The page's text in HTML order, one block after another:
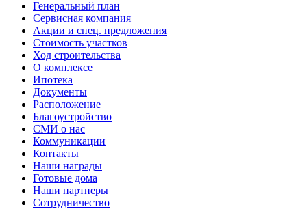
Генеральный план
Сервисная компания
Акции и спец. предложения
Стоимость участков
Ход строительства
О комплексе
Ипотека
Документы
Расположение
Благоустройство
СМИ о нас
Коммуникации
Контакты
Наши награды
Готовые дома
Наши партнеры
Сотрудничество